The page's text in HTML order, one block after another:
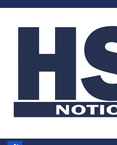
Saltar